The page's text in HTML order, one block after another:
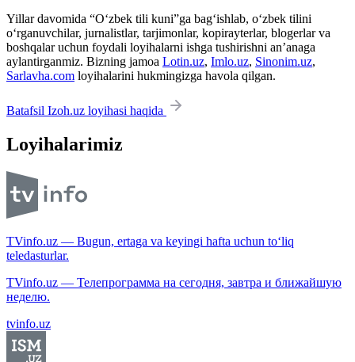
Yillar davomida “O‘zbek tili kuni”ga bag‘ishlab, o‘zbek tilini
o‘rganuvchilar, jurnalistlar, tarjimonlar, kopirayterlar, blogerlar va
boshqalar uchun foydali loyihalarni ishga tushirishni an’anaga
aylantirganmiz. Bizning jamoa Lotin.uz, Imlo.uz, Sinonim.uz,
Sarlavha.com loyihalarini hukmingizga havola qilgan.
Batafsil Izoh.uz loyihasi haqida
Loyihalarimiz
TVinfo.uz — Bugun, ertaga va keyingi hafta uchun to‘liq
teledasturlar.
TVinfo.uz — Телепрограмма на сегодня, завтра и ближайшую
неделю.
tvinfo.uz